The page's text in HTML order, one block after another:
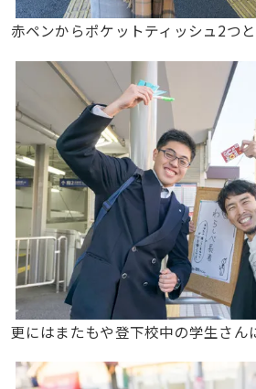
赤ペンからポケットティッシュ2つと
更にはまたもや登下校中の学生さん